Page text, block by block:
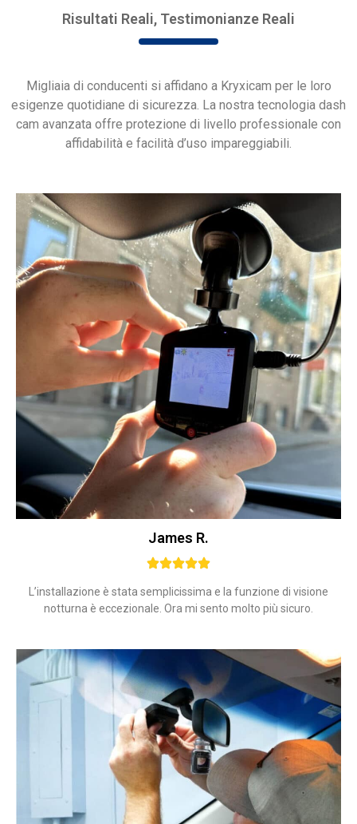
Risultati Reali, Testimonianze Reali
Migliaia di conducenti si affidano a Kryxicam per le loro
esigenze quotidiane di sicurezza. La nostra tecnologia dash
cam avanzata offre protezione di livello professionale con
affidabilità e facilità d’uso impareggiabili.
James R.
L’installazione è stata semplicissima e la funzione di visione
notturna è eccezionale. Ora mi sento molto più sicuro.